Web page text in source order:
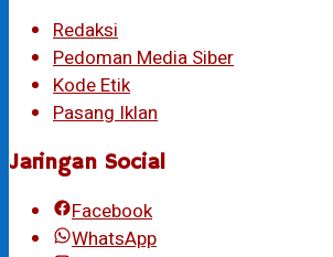
Redaksi
Pedoman Media Siber
Kode Etik
Pasang Iklan
Jaringan Social
Facebook
WhatsApp